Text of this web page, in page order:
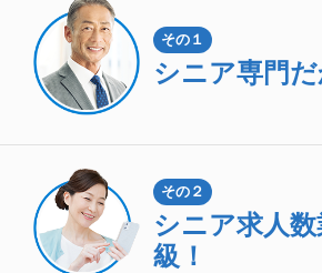
その１
シニア専門だ
その２
シニア求人数
級！